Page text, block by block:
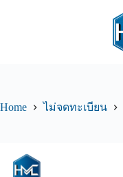
Home ไม่จดทะเบียน